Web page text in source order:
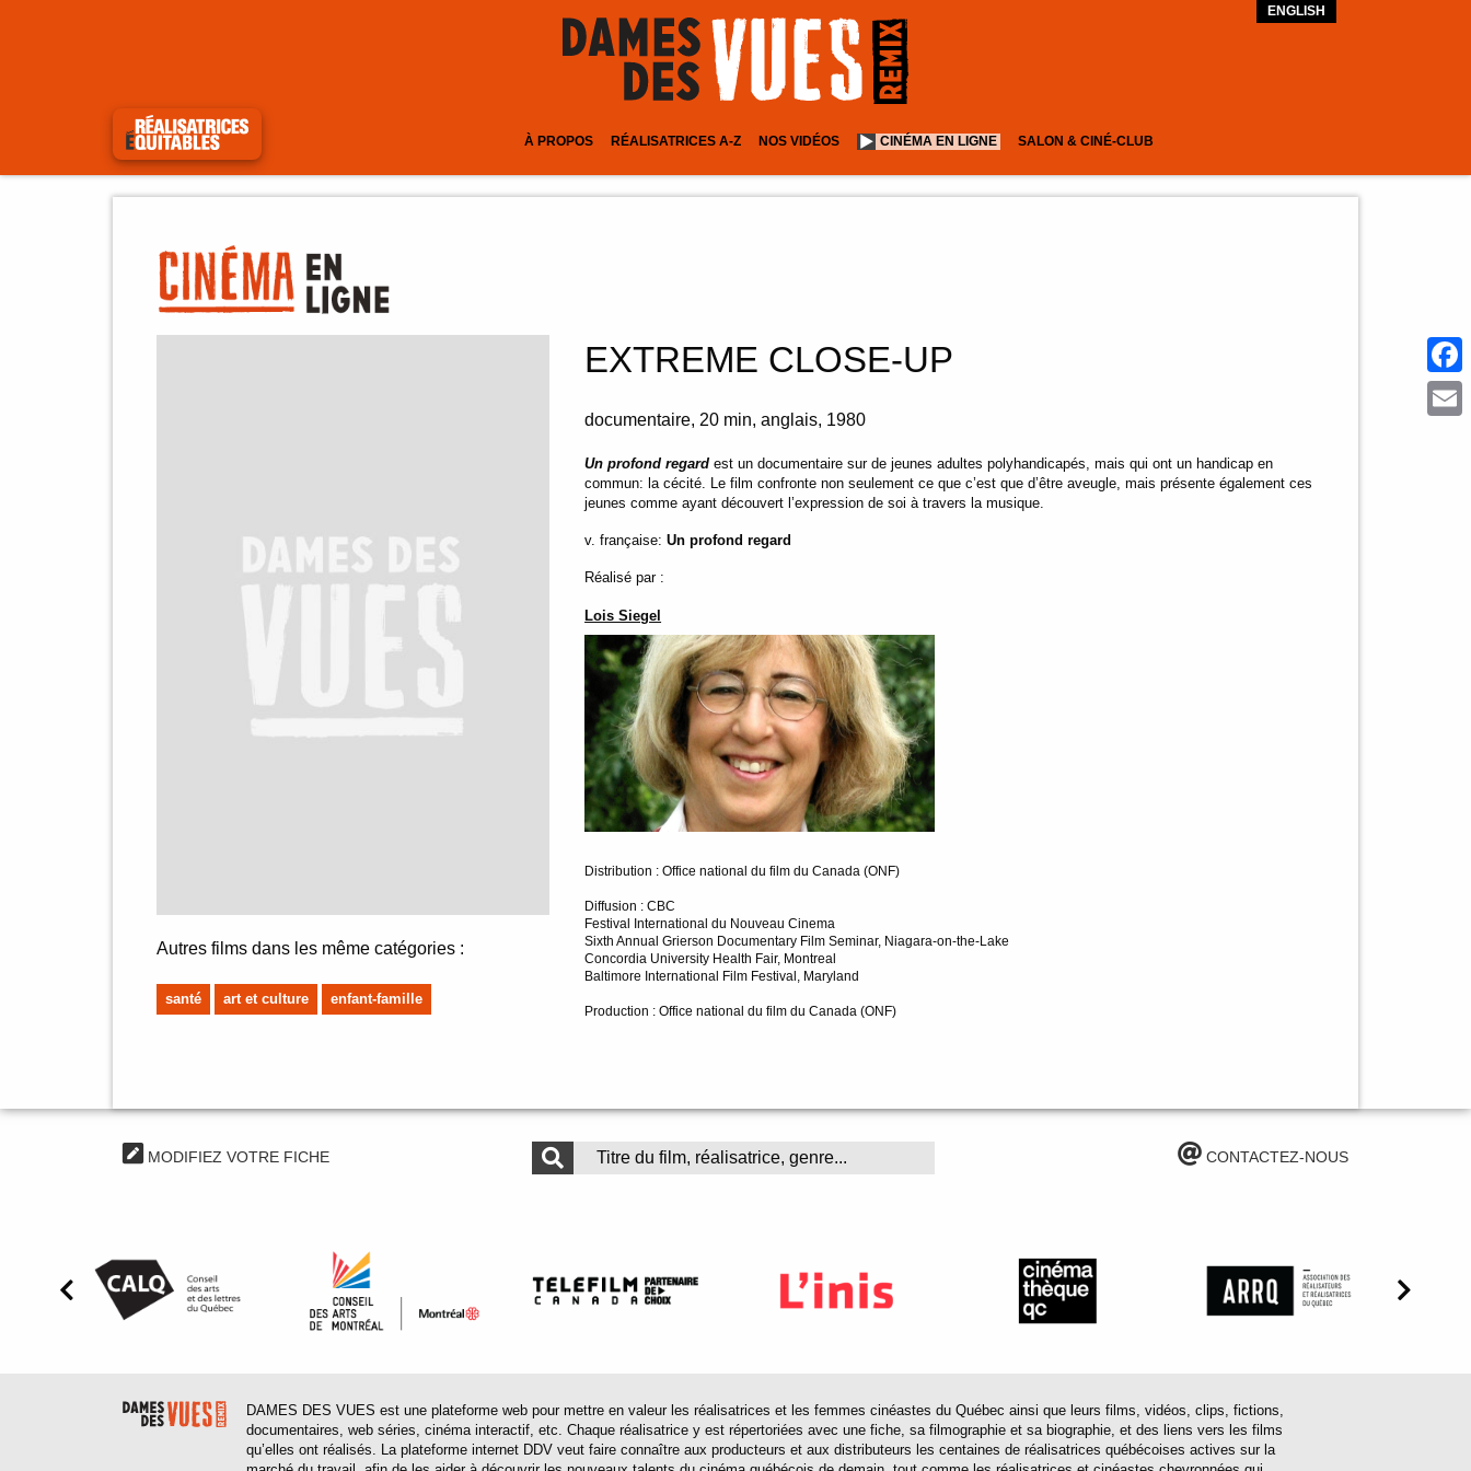
ENGLISH
À PROPOS RÉALISATRICES A-Z NOS VIDÉOS CINÉMA EN LIGNE SALON & CINÉ-CLUB
Autres films dans les même catégories :
santé art et culture enfant-famille
EXTREME CLOSE-UP
documentaire 20 min anglais 1980
Un profond regard est un documentaire sur de jeunes adultes polyhandicapés, mais qui ont un handicap en
commun: la cécité. Le film confronte non seulement ce que c’est que d’être aveugle, mais présente également ces
jeunes comme ayant découvert l’expression de soi à travers la musique.
v. française: Un profond regard
Réalisé par :
Lois Siegel
Distribution : Office national du film du Canada (ONF)
Diffusion : CBC
Festival International du Nouveau Cinema
Sixth Annual Grierson Documentary Film Seminar, Niagara-on-the-Lake
Concordia University Health Fair, Montreal
Baltimore International Film Festival, Maryland
Production : Office national du film du Canada (ONF)
MODIFIEZ VOTRE FICHE CONTACTEZ-NOUS
DAMES DES VUES est une plateforme web pour mettre en valeur les réalisatrices et les femmes cinéastes du Québec ainsi que leurs films, vidéos, clips, fictions,
documentaires, web séries, cinéma interactif, etc. Chaque réalisatrice y est répertoriées avec une fiche, sa filmographie et sa biographie, et des liens vers les films
qu’elles ont réalisés. La plateforme internet DDV veut faire connaître aux producteurs et aux distributeurs les centaines de réalisatrices québécoises actives sur la